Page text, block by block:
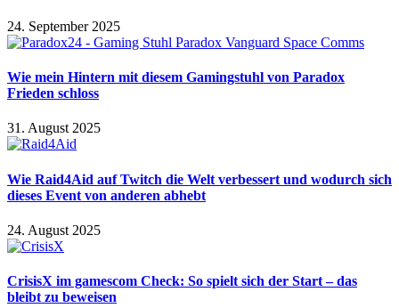
24. September 2025
Wie mein Hintern mit diesem Gamingstuhl von Paradox
Frieden schloss
31. August 2025
Wie Raid4Aid auf Twitch die Welt verbessert und wodurch sich
dieses Event von anderen abhebt
24. August 2025
CrisisX im gamescom Check: So spielt sich der Start – das
bleibt zu beweisen